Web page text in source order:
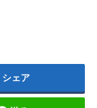
シェア